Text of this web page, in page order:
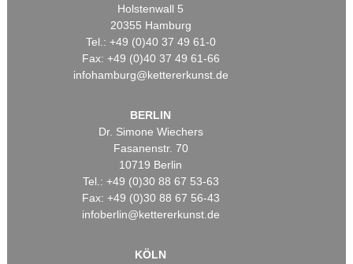
Holstenwall 5
20355 Hamburg
Tel.: +49 (0)40 37 49 61-0
Fax: +49 (0)40 37 49 61-66
infohamburg@kettererkunst.de
BERLIN
Dr. Simone Wiechers
Fasanenstr. 70
10719 Berlin
Tel.: +49 (0)30 88 67 53-63
Fax: +49 (0)30 88 67 56-43
infoberlin@kettererkunst.de
KÖLN